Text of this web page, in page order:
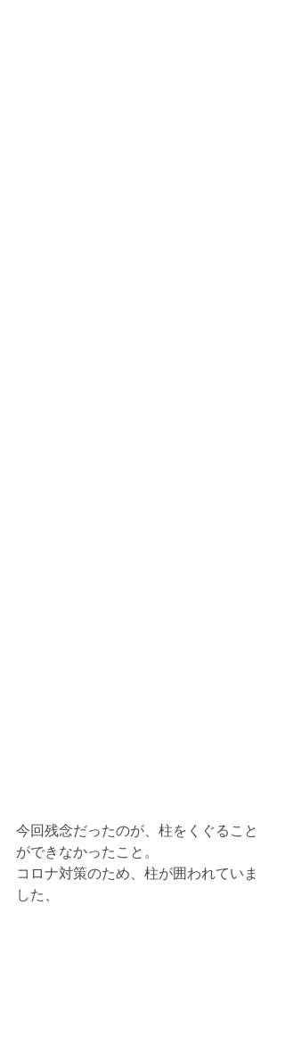
今回残念だったのが、柱をくぐること
ができなかったこと。
コロナ対策のため、柱が囲われていま
した、